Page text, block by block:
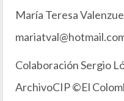
María Teresa
Colaboración Sergio
ArchivoCIP ©El